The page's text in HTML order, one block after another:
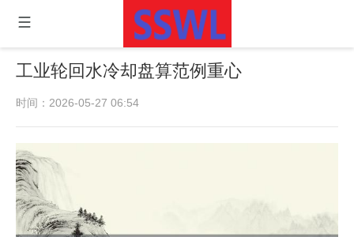
工业轮回水冷却盘算范例重心
时间：2026-05-27 06:54